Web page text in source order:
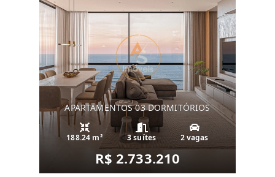
APARTAMENTOS 03 DORMITÓRIOS
188.24 m² 3 suítes 2 vagas
R$ 2.733.210